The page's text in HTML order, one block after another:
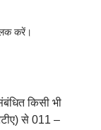
करें।
किसी भी
से 011 –